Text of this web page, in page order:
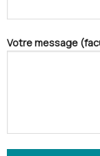
Votre message